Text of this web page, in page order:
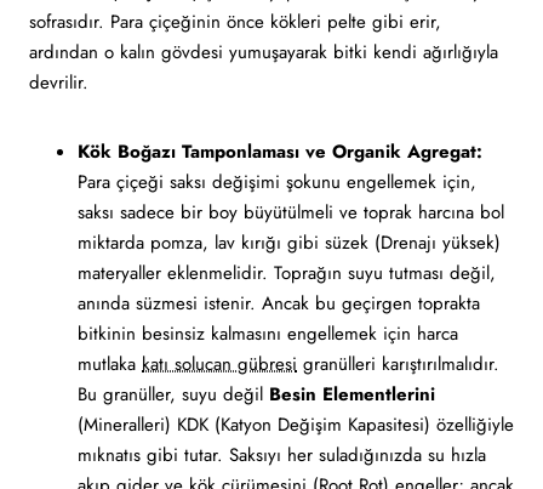
sofrasıdır. Para çiçeğinin önce kökleri pelte gibi erir,
ardından o kalın gövdesi yumuşayarak bitki kendi ağırlığıyla
devrilir.
Kök Boğazı Tamponlaması ve Organik Agregat:
Para çiçeği saksı değişimi şokunu engellemek için,
saksı sadece bir boy büyütülmeli ve toprak harcına bol
miktarda pomza, lav kırığı gibi süzek (Drenajı yüksek)
materyaller eklenmelidir. Toprağın suyu tutması değil,
anında süzmesi istenir. Ancak bu geçirgen toprakta
bitkinin besinsiz kalmasını engellemek için harca
mutlaka katı solucan gübresi granülleri karıştırılmalıdır.
Bu granüller, suyu değil Besin Elementlerini
(Mineralleri) KDK (Katyon Değişim Kapasitesi) özelliğiyle
mıknatıs gibi tutar. Saksıyı her suladığınızda su hızla